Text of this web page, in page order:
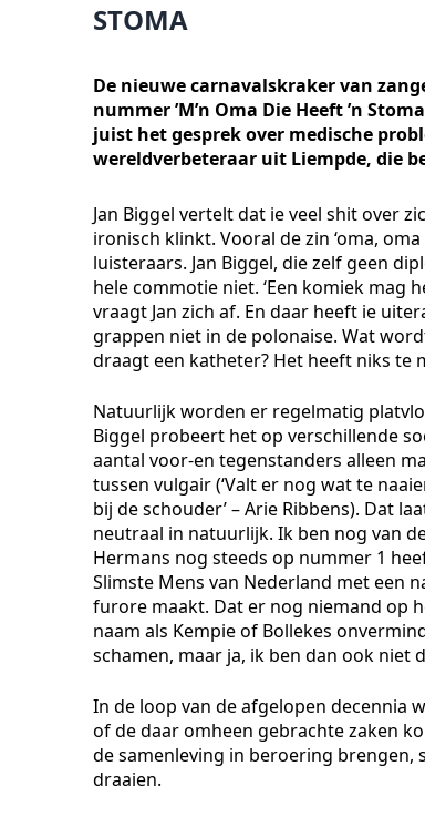
STOMA
De nieuwe carnavalskraker van
nummer ’M’n Oma Die Heeft ’n
juist het gesprek over medische
wereldverbeteraar uit Liempde, die
Jan Biggel vertelt dat ie veel shit over
ironisch klinkt. Vooral de zin ‘oma,
luisteraars. Jan Biggel, die zelf geen
hele commotie niet. ‘Een komiek mag
vraagt Jan zich af. En daar heeft ie
grappen niet in de polonaise. Wat
draagt een katheter? Het heeft niks te
Natuurlijk worden er regelmatig
Biggel probeert het op verschillende
aantal voor-en tegenstanders alleen
tussen vulgair (‘Valt er nog wat te
bij de schouder’ – Arie Ribbens). Dat
neutraal in natuurlijk. Ik ben nog van
Hermans nog steeds op nummer 1
Slimste Mens van Nederland met een
furore maakt. Dat er nog niemand op
naam als Kempie of Bollekes
schamen, maar ja, ik ben dan ook niet
In de loop van de afgelopen decennia
of de daar omheen gebrachte zaken
de samenleving in beroering brengen,
draaien.